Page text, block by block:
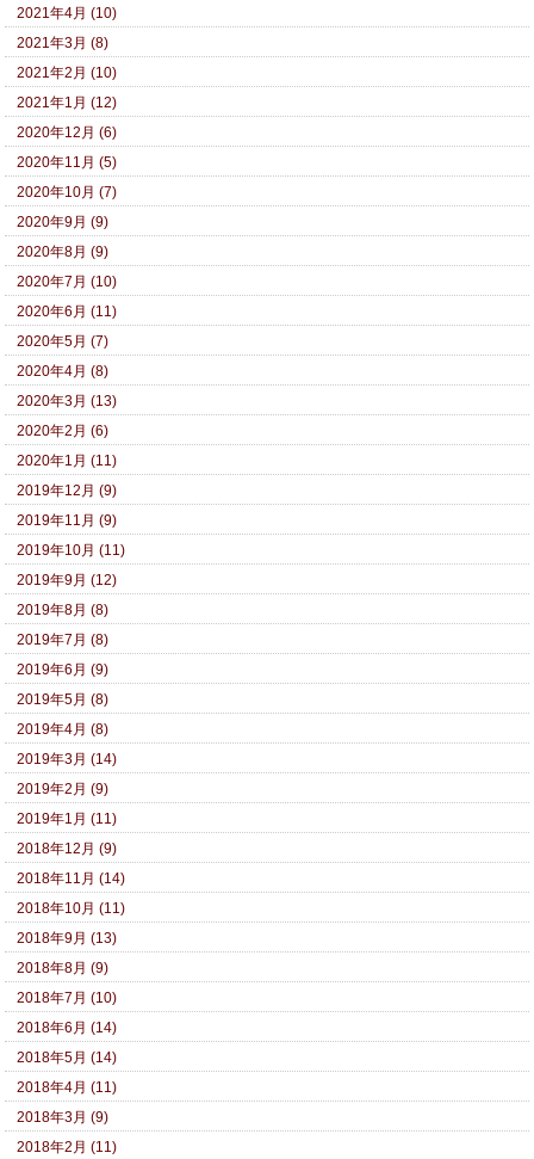
2021年4月 (10)
2021年3月 (8)
2021年2月 (10)
2021年1月 (12)
2020年12月 (6)
2020年11月 (5)
2020年10月 (7)
2020年9月 (9)
2020年8月 (9)
2020年7月 (10)
2020年6月 (11)
2020年5月 (7)
2020年4月 (8)
2020年3月 (13)
2020年2月 (6)
2020年1月 (11)
2019年12月 (9)
2019年11月 (9)
2019年10月 (11)
2019年9月 (12)
2019年8月 (8)
2019年7月 (8)
2019年6月 (9)
2019年5月 (8)
2019年4月 (8)
2019年3月 (14)
2019年2月 (9)
2019年1月 (11)
2018年12月 (9)
2018年11月 (14)
2018年10月 (11)
2018年9月 (13)
2018年8月 (9)
2018年7月 (10)
2018年6月 (14)
2018年5月 (14)
2018年4月 (11)
2018年3月 (9)
2018年2月 (11)